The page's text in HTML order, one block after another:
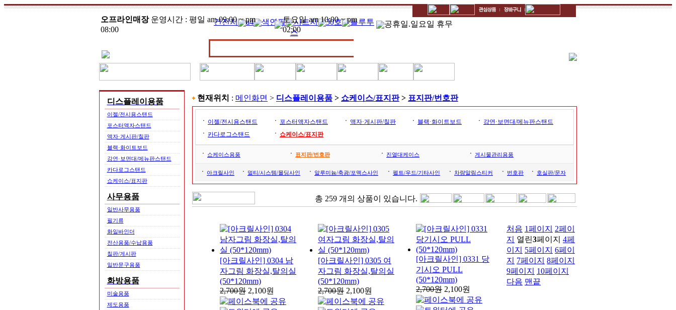
오프라인매장운영시간 : 평일 am 09:00 ~ pm
08:00
토요일 am 10:00 ~ pm
02:00
공휴일.일요일 휴무
건전지 a4 색연필 시트지 30호
블루투
스
디스플레이용품
이젤/전시용스탠드
포스터액자스탠드
액자·게시판/칠판
블랙·화이트보드
강연·보면대/메뉴판스탠드
카다로그스탠드
쇼케이스/표지판
사무용품
일반사무용품
필기류
화일바인더
전산용품/수납용품
칠판/게시판
일반문구용품
화방용품
미술용품
제도용품
현재위치 : 메인화면 > 디스플레이용품 > 쇼케이스/표지판> 표지판/번호판
ㆍ 이젤/전시용스탠드 ㆍ 포스터액자스탠드 ㆍ 액자·게시판/칠판 ㆍ 블랙·화이트보드 ㆍ 강연·보면대/메뉴판스탠드
ㆍ 카다로그스탠드 ㆍ 쇼케이스/표지판
ㆍ 쇼케이스용품 ㆍ 표지판/번호판 ㆍ 진열대케이스 ㆍ 게시물관리용품
ㆍ 아크릴사인 ㆍ 멀티/시스템/몰딩사인 ㆍ 알루미늄/축광/포맥스사인 ㆍ 펠트/우드/기타사인 ㆍ 차량알림스티커 ㆍ 번호판 ㆍ 호실판/문자
총 259 개의 상품이 있습니다.
[아크릴사인] 0304 남
자그림 화장실,탈의실
(50*120mm)
2,700원 2,100원
[아크릴사인] 0305 여
자그림 화장실,탈의실
(50*120mm)
2,700원 2,100원
[아크릴사인] 0331 당
기시오 PULL
(50*120mm)
2,700원 2,100원
처음 1페이지 2페이
지
열린3페이지 4페
이지
5페이지 6페이
지
7페이지 8페이지
9페이지 10페이지
다음 맨끝